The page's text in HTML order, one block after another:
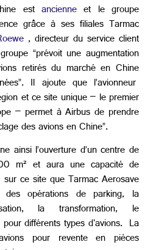
est ancienne et le groupe
grâce à ses filiales Tarmac
, directeur du service client
“prévoit une augmentation
retirés du marché en Chine
Il ajoute que l’avionneur
et ce site unique – le premier
– permet à Airbus de prendre
des avions en Chine”.
ainsi l’ouverture d’un centre de
m² et aura une capacité de
ce site que Tarmac Aerosave
des opérations de parking, la
la transformation, le
différents types d'avions. La
pour revente en pièces